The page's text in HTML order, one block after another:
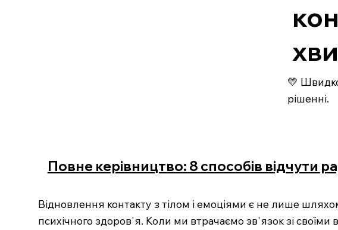
💛
рішенні.
Повне керівництво: 8 способів відчути
Відновлення контакту з тілом і емоціями є не лише
психічного здоров'я. Коли ми втрачаємо зв'язок зі